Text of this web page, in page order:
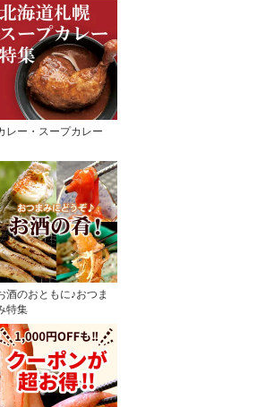
レー・スープカレー
酒のおともに♪おつま
特集